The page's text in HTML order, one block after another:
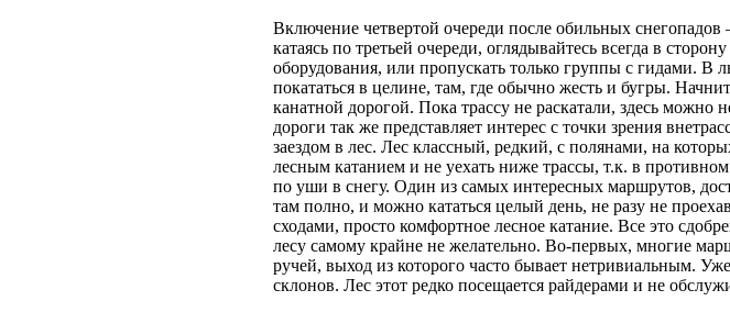
Включение четвертой очереди после обильных
катаясь по третьей очереди, оглядывайтесь всегда в
оборудования, или пропускать только группы с гидами. В
покататься в целине, там, где обычно жесть и бугры.
канатной дорогой. Пока трассу не раскатали, здесь
дороги так же представляет интерес с точки зрения
заездом в лес. Лес классный, редкий, с полянами, на
лесным катанием и не уехать ниже трассы, т.к. в
по уши в снегу. Один из самых интересных маршрутов,
там полно, и можно кататься целый день, не разу не
сходами, просто комфортное лесное катание. Все это
лесу самому крайне не желательно. Во-первых, многие
ручей, выход из которого часто бывает нетривиальным.
склонов. Лес этот редко посещается райдерами и не